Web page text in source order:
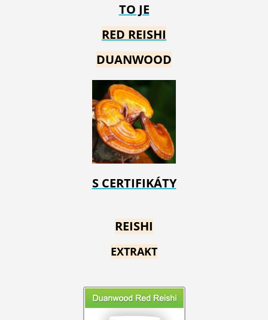
TO JE
RED REISHI
DUANWOOD
S CERTIFIKÁTY
REISHI
EXTRAKT